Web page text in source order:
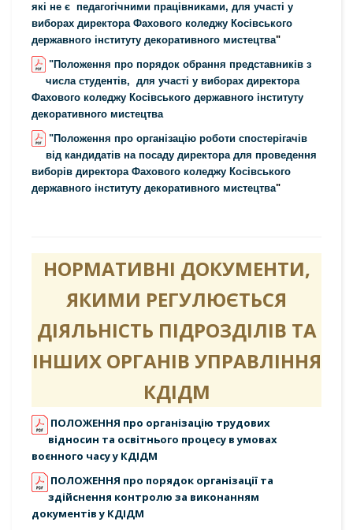
які не є педагогічними працівниками, для участі у
виборах директора Фахового коледжу Косівського
державного інституту декоративного мистецтва"
"Положення про порядок обрання представників з
числа студентів, для участі у виборах директора
Фахового коледжу Косівського державного інституту
декоративного мистецтва
"Положення про організацію роботи спостерігачів
від кандидатів на посаду директора для проведення
виборів директора Фахового коледжу Косівського
державного інституту декоративного мистецтва"
НОРМАТИВНІ ДОКУМЕНТИ,
ЯКИМИ РЕГУЛЮЄТЬСЯ
ДІЯЛЬНІСТЬ ПІДРОЗДІЛІВ ТА
ІНШИХ ОРГАНІВ УПРАВЛІННЯ
КДІДМ
ПОЛОЖЕННЯ про організацію трудових
відносин та освітнього процесу в умовах
воєнного часу у КДІДМ
ПОЛОЖЕННЯ про порядок організації та
здійснення контролю за виконанням
документів у КДІДМ